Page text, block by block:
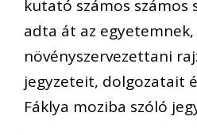
kutató számos számos
adta át az
növényszervezettani
jegyzeteit, dolgozatait
Fáklya moziba szóló